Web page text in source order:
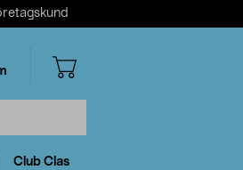
Club Clas